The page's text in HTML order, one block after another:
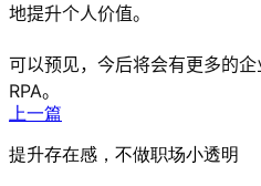
地提升个人价值。
可以预见，今后将会有更多的
RPA。
上一篇
提升存在感，不做职场小透明